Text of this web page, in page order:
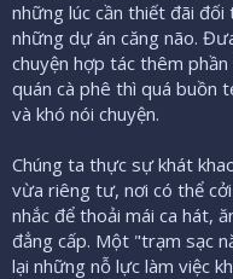
những lúc cần thiết đãi đối
những dự án căng não.
chuyện hợp tác thêm
quán cà phê thì quá buồn
và khó nói chuyện.
Chúng ta thực sự khát
vừa riêng tư, nơi có thể
nhắc để thoải mái ca hát,
đẳng cấp. Một "trạm sạc
lại những nỗ lực làm việc